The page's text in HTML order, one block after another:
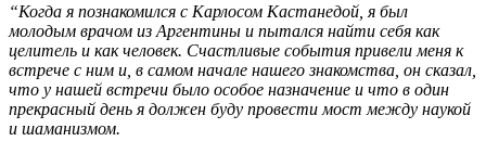
“Когда я познакомился с Карлосом Кастанедой, я был
молодым врачом из Аргентины и пытался найти себя как
целитель и как человек. Счастливые события привели меня к
встрече с ним и, в самом начале нашего знакомства, он сказал,
что у нашей встречи было особое назначение и что в один
прекрасный день я должен буду провести мост между наукой
и шаманизмом.